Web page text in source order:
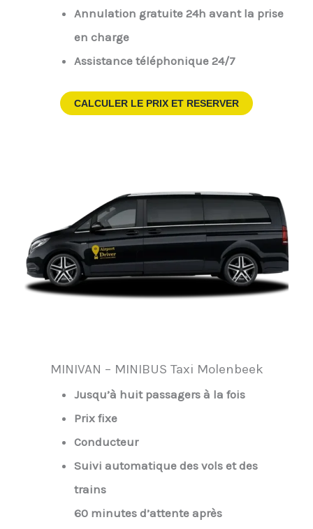
Annulation gratuite 24h avant la prise
en charge
Assistance téléphonique 24/7
CALCULER LE PRIX ET RESERVER
MINIVAN – MINIBUS Taxi Molenbeek
Jusqu’à huit passagers à la fois
Prix fixe
Conducteur
Suivi automatique des vols et des
trains
60 minutes d’attente après